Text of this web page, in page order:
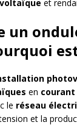
et
un
en
le réseau
et la